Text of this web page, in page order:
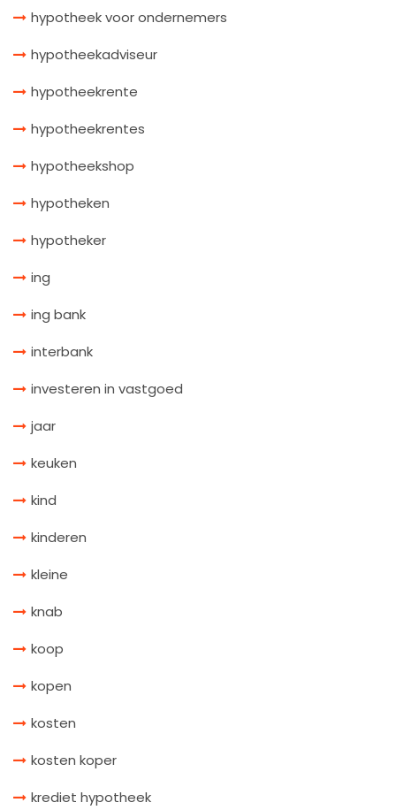
hypotheek voor ondernemers
hypotheekadviseur
hypotheekrente
hypotheekrentes
hypotheekshop
hypotheken
hypotheker
ing
ing bank
interbank
investeren in vastgoed
jaar
keuken
kind
kinderen
kleine
knab
koop
kopen
kosten
kosten koper
krediet hypotheek